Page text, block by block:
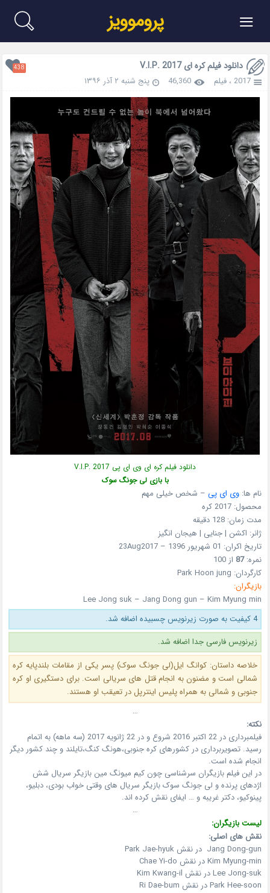
≡ پروموویز
دانلود فیلم کره ای V.I.P. 2017 438
2017 ،فیلم 46,360 پنج شنبه ۲ آذر ۱۳۹۶
دانلود فیلم کره ای وی ای پی V.I.P. 2017
با بازی لی جونگ سوک
نام ها:وی ای پی – شخص خیلی مهم
محصول: 2017 کره
مدت زمان: 128 دقیقه
ژانر: اکشن | جنایی | هیجان انگیز
تاریخ اکران: 01 شهریور 1396 – 23Aug2017
نمره:87 از 100
کارگردان: Park Hoon jung
بازیگران:
Lee Jong suk – Jang Dong gun – Kim Myung min
4 کیفیت به صورت زیرنویس چسبیده اضافه شد.
زیرنویس فارسی جدا اضافه شد.
خلاصه داستان: کوانگ ایل(لی جونگ سوک) پسر یکی از مقامات بلندپایه کره
شمالی است و مضنون به انجام قتل های سریالی است. برای دستگیری او کره
جنوبی و شمالی به همراه پلیس اینترپل در تعیقب او هستند.
…
نکته:
فیلمبرداری در 22 اکتبر 2016 شروع و در 22 ژانویه 2017 (سه ماهه) به اتمام
رسید. تصویربرداری در کشورهای کره جنوبی،هونگ کنگ،تایلند و چند کشور دیگر
انجام شده است.
در این فیلم بازیگران سرشناسی چون کیم میونگ مین بازیگر سریال شش
اژدهای پرنده و لی جونگ سوک بازیگر سریال های وقتی خواب بودی، دبلیو،
پینوکیو، دکتر غریبه و … ایفای نقش کرده اند.
…
لیست بازیگران:
نقش های اصلی:
Jang Dong-gun در نقش Park Jae-hyuk
Kim Myung-min در نقش Chae Yi-do
Lee Jong-suk در نقش Kim Kwang-il
Park Hee-soon در نقش Ri Dae-bum